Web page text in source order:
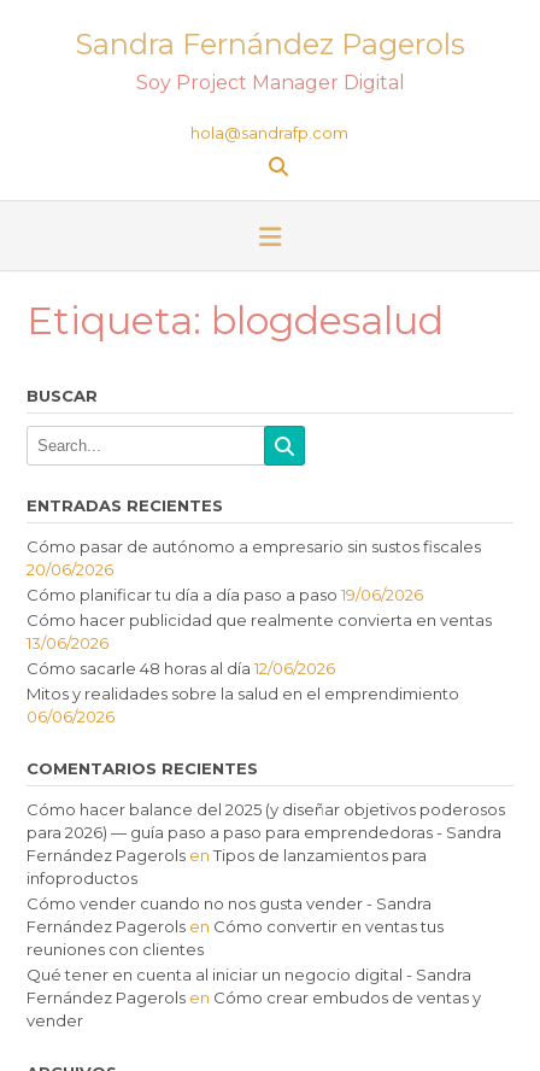
Sandra Fernández Pagerols
Soy Project Manager Digital
hola@sandrafp.com
Etiqueta: blogdesalud
BUSCAR
ENTRADAS RECIENTES
Cómo pasar de autónomo a empresario sin sustos fiscales
20/06/2026
Cómo planificar tu día a día paso a paso 19/06/2026
Cómo hacer publicidad que realmente convierta en ventas
13/06/2026
Cómo sacarle 48 horas al día 12/06/2026
Mitos y realidades sobre la salud en el emprendimiento
06/06/2026
COMENTARIOS RECIENTES
Cómo hacer balance del 2025 (y diseñar objetivos poderosos
para 2026) — guía paso a paso para emprendedoras - Sandra
Fernández Pagerols enTipos de lanzamientos para
infoproductos
Cómo vender cuando no nos gusta vender - Sandra
Fernández Pagerols en Cómo convertir en ventas tus
reuniones con clientes
Qué tener en cuenta al iniciar un negocio digital - Sandra
Fernández Pagerols en Cómo crear embudos de ventas y
vender